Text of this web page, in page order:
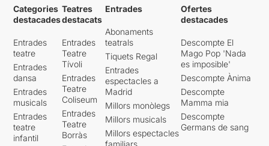
Categories
destacades
Entrades
teatre
Entrades
dansa
Entrades
musicals
Entrades
teatre
infantil
Teatres
destacats
Entrades
Teatre
Tívoli
Entrades
Teatre
Coliseum
Entrades
Teatre
Borràs
Entrades
Abonaments
teatrals
Tiquets Regal
Entrades
espectacles a
Madrid
Millors monòlegs
Millors musicals
Millors espectacles
familiars
Ofertes
destacades
Descompte El
Mago Pop 'Nada
es imposible'
Descompte Ànima
Descompte
Mamma mia
Descompte
Germans de sang